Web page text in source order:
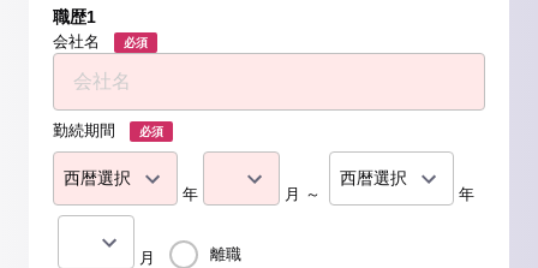
職歴1
会社名 必須
勤続期間 必須
年 月 ～ 年
月 離職